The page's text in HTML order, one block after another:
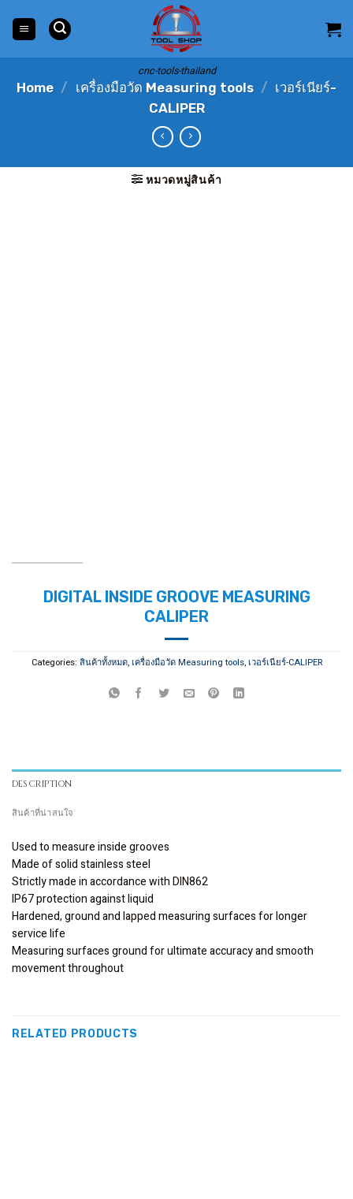
content
cnc-tools-thailand
Home / เครื่องมือวัด Measuring tools / เวอร์เนียร์-
CALIPER
หมวดหมู่สินค้า
DIGITAL INSIDE GROOVE MEASURING
CALIPER
Categories: สินค้าทั้งหมด, เครื่องมือวัด Measuring tools, เวอร์เนียร์-CALIPER
DESCRIPTION
สินค้าที่น่าสนใจ
Used to measure inside grooves
Made of solid stainless steel
Strictly made in accordance with DIN862
IP67 protection against liquid
Hardened, ground and lapped measuring surfaces for longer
service life
Measuring surfaces ground for ultimate accuracy and smooth
movement throughout
RELATED PRODUCTS